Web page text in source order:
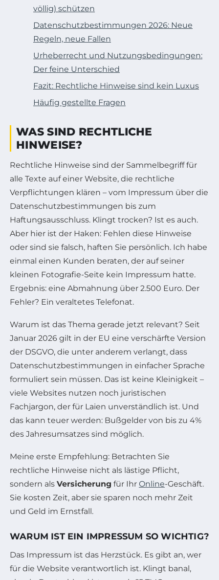
völlig) schützen
Datenschutzbestimmungen 2026: Neue
Regeln, neue Fallen
Urheberrecht und Nutzungsbedingungen:
Der feine Unterschied
Fazit: Rechtliche Hinweise sind kein Luxus
Häufig gestellte Fragen
WAS SIND RECHTLICHE
HINWEISE?
Rechtliche Hinweise sind der Sammelbegriff für
alle Texte auf einer Website, die rechtliche
Verpflichtungen klären – vom Impressum über die
Datenschutzbestimmungen bis zum
Haftungsausschluss. Klingt trocken? Ist es auch.
Aber hier ist der Haken: Fehlen diese Hinweise
oder sind sie falsch, haften Sie persönlich. Ich habe
einmal einen Kunden beraten, der auf seiner
kleinen Fotografie-Seite kein Impressum hatte.
Ergebnis: eine Abmahnung über 2.500 Euro. Der
Fehler? Ein veraltetes Telefonat.
Warum ist das Thema gerade jetzt relevant? Seit
Januar 2026 gilt in der EU eine verschärfte Version
der DSGVO, die unter anderem verlangt, dass
Datenschutzbestimmungen in einfacher Sprache
formuliert sein müssen. Das ist keine Kleinigkeit –
viele Websites nutzen noch juristischen
Fachjargon, der für Laien unverständlich ist. Und
das kann teuer werden: Bußgelder von bis zu 4%
des Jahresumsatzes sind möglich.
Meine erste Empfehlung: Betrachten Sie
rechtliche Hinweise nicht als lästige Pflicht,
sondern als Versicherung für Ihr Online-Geschäft.
Sie kosten Zeit, aber sie sparen noch mehr Zeit
und Geld im Ernstfall.
WARUM IST EIN IMPRESSUM SO WICHTIG?
Das Impressum ist das Herzstück. Es gibt an, wer
für die Website verantwortlich ist. Klingt banal,